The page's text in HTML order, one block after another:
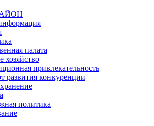
палата
хозяйство
привлекательность
развития конкуренции
политика